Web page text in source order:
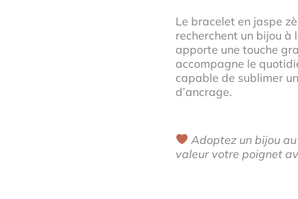
Le bracelet en jaspe
recherchent un bijou à
apporte une touche
accompagne le
capable de sublimer
d’ancrage.
Adoptez un bijou
valeur votre poignet